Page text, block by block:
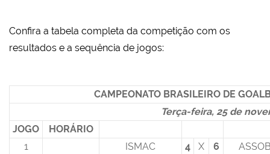
Confira a tabela completa da competição com os
resultados e a sequência de jogos:
CAMPEONATO BRASILEIRO DE
Terça-feira, 25 de
JOGO
HORÁRIO
1
ISMAC 4 X 6